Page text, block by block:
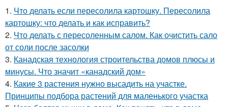
1. Что делать если пересолила картошку. Пересолила
картошку: что делать и как исправить?
2. Что делать с пересоленным салом. Как очистить сало
от соли после засолки
3. Канадская технология строительства домов плюсы и
минусы. Что значит «канадский дом»
4. Какие 3 растения нужно высадить на участке.
Принципы подбора растений для маленького участка